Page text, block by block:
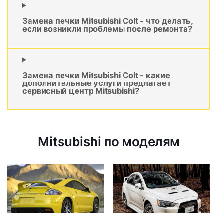
Замена печки Mitsubishi Colt - что делать,
если возникли проблемы после ремонта?
Замена печки Mitsubishi Colt - какие
дополнительные услуги предлагает
сервисный центр Mitsubishi?
Mitsubishi по моделям